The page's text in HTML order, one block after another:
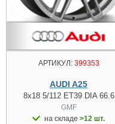
АРТИКУЛ:399353
AUDI A25
8x18 5/112 ET39 DIA 66.6
GMF
на складе >12 шт.